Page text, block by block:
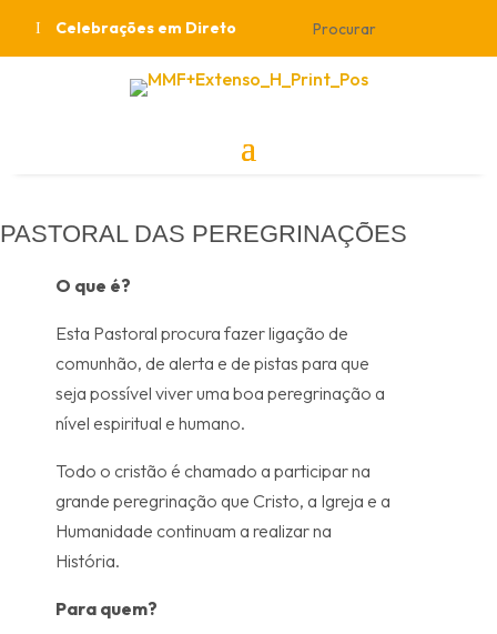
Celebrações em Direto
PASTORAL DAS PEREGRINAÇÕES
O que é?
Esta Pastoral procura fazer ligação de
comunhão, de alerta e de pistas para que
seja possível viver uma boa peregrinação a
nível espiritual e humano.
Todo o cristão é chamado a participar na
grande peregrinação que Cristo, a Igreja e a
Humanidade continuam a realizar na
História.
Para quem?